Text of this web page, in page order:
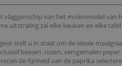
vlaggenschip van het molenmodel
uitstraling zal elke keuken en elke
stelt u in staat om de ideale
bessen. rozen, versgemalen
de fijnheid van de paprika